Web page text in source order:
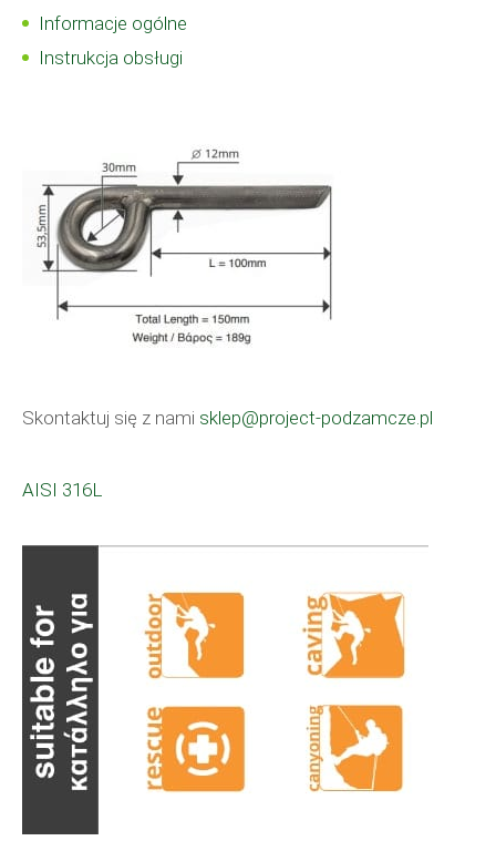
Informacje ogólne
Instrukcja obsługi
Skontaktuj się z nami sklep@project-podzamcze.pl
AISI 316L